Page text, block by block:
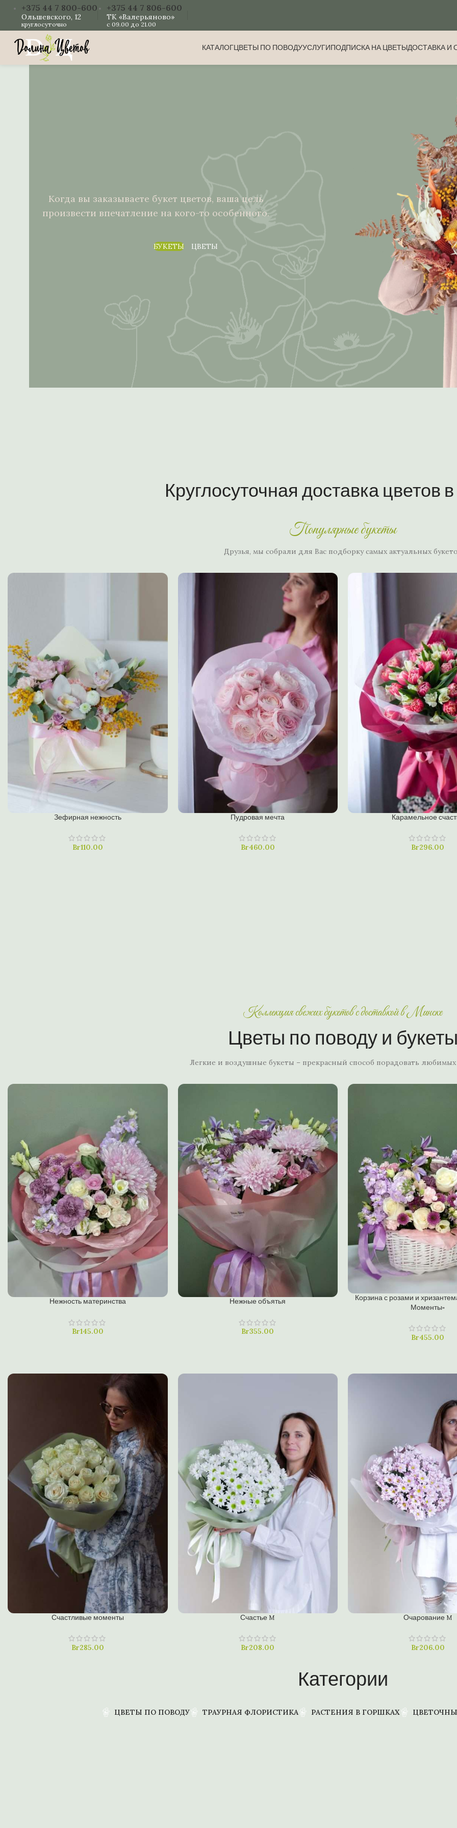
+375 44 7 800-600
Ольшевского, 12
круглосуточно
+375 44 7 806-600
ТК «Валерьяново»
с 09.00 до 21.00
КАТАЛОГЦВЕТЫ ПО ПОВОДУУСЛУГИ ПОДПИСКА НА ЦВЕТЫ ДОСТАВКА И
Когда вы заказываете букет цветов, ваша цель
произвести впечатление на кого-то особенного.
БУКЕТЫ ЦВЕТЫ
Круглосуточная доставка цветов
Популярные букеты
Друзья, мы собрали для Вас подборку самых актуальных
Зефирная нежность
Br110.00
Пудровая мечта
Br460.00
Карамельное
Br296.00
Коллекция свежих букетов с доставкой в Минске
Цветы по поводу и букеты
Легкие и воздушные букеты – прекрасный способ порадовать
Нежность материнства
Br145.00
Нежные объятья
Br355.00
В КОРЗИНУ
Купить в один клик
Корзина с розами и
Моменты»
Br455.00
Счастливые моменты
Br285.00
Счастье M
Br208.00
Очарование M
Br206.00
Категории
ЦВЕТЫ ПО ПОВОДУ ТРАУРНАЯ ФЛОРИСТИКА РАСТЕНИЯ В ГОРШКАХ